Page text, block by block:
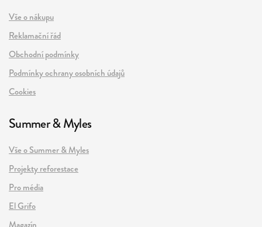
Vše o nákupu
Reklamační řád
Obchodní podmínky
Podmínky ochrany osobních údajů
Cookies
Summer & Myles
Vše o Summer & Myles
Projekty reforestace
Pro média
El Grifo